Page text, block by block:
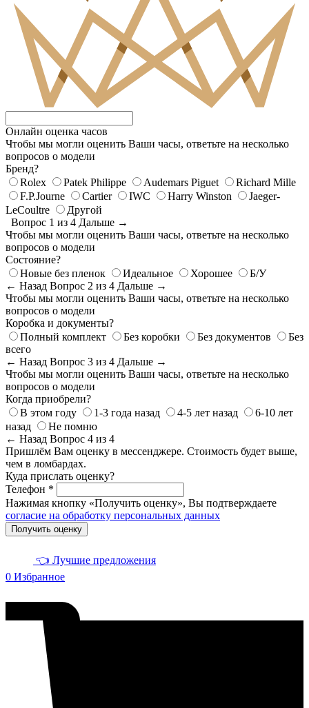
Онлайн оценка часов
Чтобы мы могли оценить Ваши часы, ответьте на несколько
вопросов о модели
Бренд?
Rolex
Patek Philippe Audemars Piguet
Richard Mille
F.P.Journe
Cartier IWC Harry Winston
Jaeger-
LeCoultre
Другой
Вопрос 1 из 4 Дальше →
Чтобы мы могли оценить Ваши часы, ответьте на несколько
вопросов о модели
Состояние?
Новые без пленок
Идеальное Хорошее
Б/У
← Назад Вопрос 2 из 4 Дальше →
Чтобы мы могли оценить Ваши часы, ответьте на несколько
вопросов о модели
Коробка и документы?
Полный комплект
Без коробки Без документов
Без
всего
← Назад Вопрос 3 из 4 Дальше →
Чтобы мы могли оценить Ваши часы, ответьте на несколько
вопросов о модели
Когда приобрели?
В этом году
1-3 года назад 4-5 лет назад
6-10 лет
назад
Не помню
← Назад Вопрос 4 из 4
Пришлём Вам оценку в мессенджере. Стоимость будет выше,
чем в ломбардах.
Куда прислать оценку?
Телефон *
Нажимая кнопку «Получить оценку», Вы подтверждаете
согласие на обработку персональных данных
Получить оценку
👈 Лучшие предложения
0 Избранное